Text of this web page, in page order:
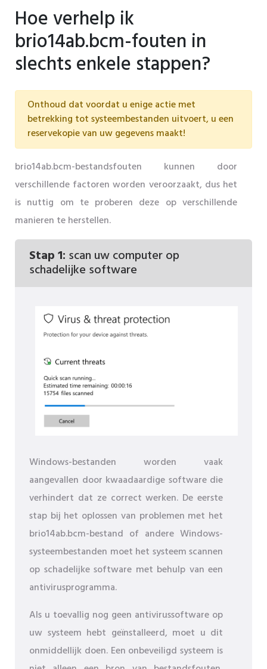
Hoe verhelp ik
brio14ab.bcm-fouten in
slechts enkele stappen?
Onthoud dat voordat u enige actie met
betrekking tot systeembestanden uitvoert, u een
reservekopie van uw gegevens maakt!
brio14ab.bcm-bestandsfouten kunnen door
verschillende factoren worden veroorzaakt, dus het
is nuttig om te proberen deze op verschillende
manieren te herstellen.
Stap 1: scan uw computer op
schadelijke software
Windows-bestanden worden vaak
aangevallen door kwaadaardige software die
verhindert dat ze correct werken. De eerste
stap bij het oplossen van problemen met het
brio14ab.bcm-bestand of andere Windows-
systeembestanden moet het systeem scannen
op schadelijke software met behulp van een
antivirusprogramma.
Als u toevallig nog geen antivirussoftware op
uw systeem hebt geïnstalleerd, moet u dit
onmiddellijk doen. Een onbeveiligd systeem is